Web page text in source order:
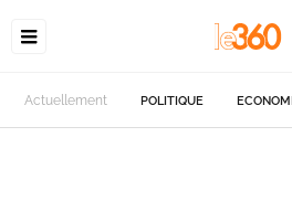
Actuellement POLITIQUE